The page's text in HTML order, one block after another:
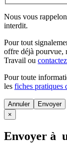
Nous vous
interdit.
Pour tout
offre déjà pourvue,
Travail ou
Pour toute
les fiches pratiques
Annuler
×
Envoyer à